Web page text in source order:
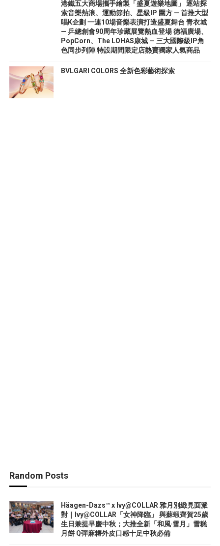
港鐵五大商場攜手繪製「盛夏遊樂地圖」 逐站探
索音樂熱浪、運動節拍、星級IP 圍方 — 首推大型
唱K企劃 一連10場音樂表演打造盛夏舞台 青衣城
— 乒總創會90周年珍藏展覽熱血登場 德福廣場、
PopCorn、The LOHAS康城 — 三大國際級IP角
色同步列陣 特設期間限定店熱賣獨家人氣商品
BVLGARI COLORS 全新色彩藝術探索
Random Posts
Häagen-Dazs™ x Ivy@COLLAR 雅月別緻見面派
對｜Ivy@COLLAR「女神降臨」 與蘇蝦齊賀25歲
生日兼提早慶中秋；大推全新「和風‧雪月」雪糕
月餅 Q彈麻糬外皮口感十足中秋必備